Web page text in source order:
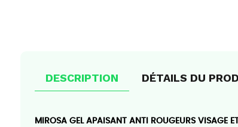
DESCRIPTION DÉTAILS DU
MIROSA GEL APAISANT ANTI ROUGEURS VISAGE